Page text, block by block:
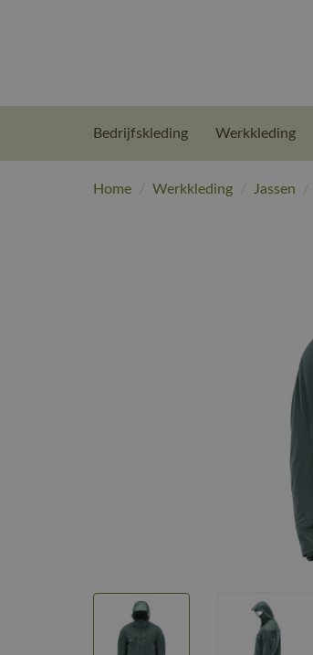
Bedrijfskleding Werkkleding
Home / Werkkleding / Jassen /